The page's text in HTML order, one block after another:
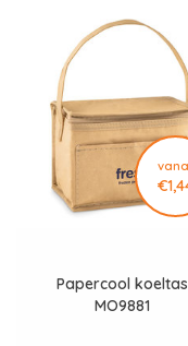
Papercool koeltas
MO9881